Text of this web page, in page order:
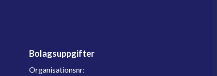
Bolagsuppgifter
Organisationsnr: